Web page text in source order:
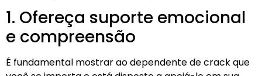
1. Ofereça suporte emocional
e compreensão
É fundamental mostrar ao dependente de crack que